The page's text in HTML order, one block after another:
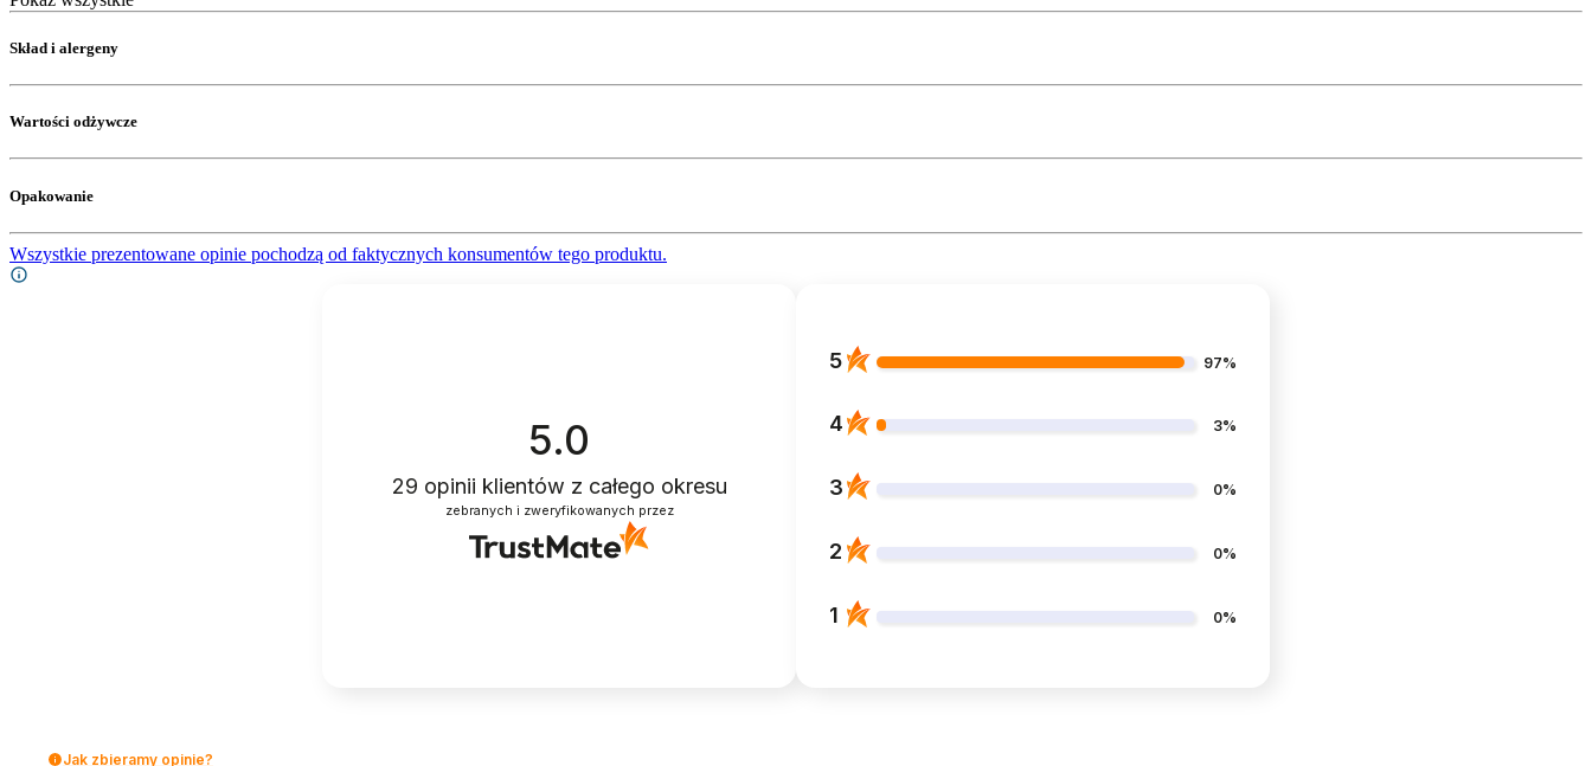
Skład i alergeny
Wartości odżywcze
Opakowanie
Wszystkie prezentowane opinie pochodzą od faktycznych konsumentów tego produktu.
5.0
29 opinii klientów z całego okresu
zebranych i zweryfikowanych przez
5 97%
4 3%
3 0%
2 0%
1 0%
Jak zbieramy opinie?